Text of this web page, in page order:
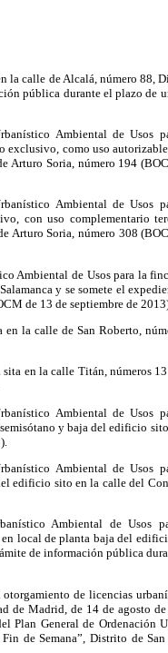
la calle de Alcalá, número 88,
pública durante el plazo de
Ambiental de Usos
exclusivo, como uso
Arturo Soria, número 194
Ambiental de Usos
con uso complementario
Arturo Soria, número 308
Ambiental de Usos para la
y se somete el
de 13 de septiembre de
la calle de San Roberto,
en la calle Titán, números
Ambiental de Usos
y baja del edificio
Ambiental de Usos
edificio sito en la calle del
Ambiental de Usos
local de planta baja del
de información pública
de licencias
de Madrid, de 14 de agosto
Plan General de Ordenación
de Semana”, Distrito de